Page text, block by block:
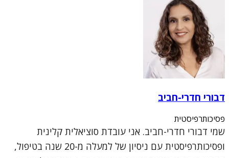
דבורי חדרי-חביב
פסיכותרפיסטית
שמי דבורי חדרי-חביב. אני עובדת סוציאלית קלינית
ופסיכותרפיסטית עם ניסיון של למעלה מ-20 שנה בטיפול,